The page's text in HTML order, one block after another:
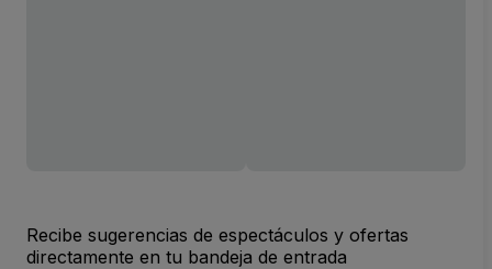
Recibe sugerencias de espectáculos y ofertas
directamente en tu bandeja de entrada